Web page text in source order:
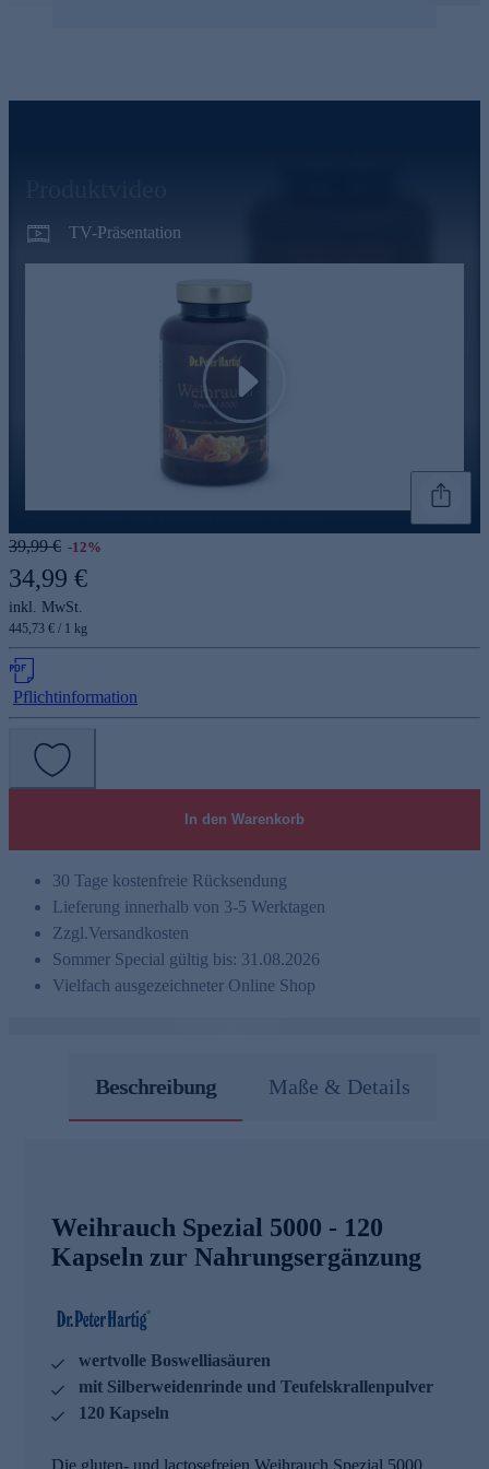
TV-Präsentation
Play
39,99 € -12%
34,99 €
inkl. MwSt.
445,73 € / 1 kg
Pflichtinformation
In den Warenkorb
30 Tage kostenfreie Rücksendung
Lieferung innerhalb von 3-5 Werktagen
Zzgl.Versandkosten
Sommer Special gültig bis: 31.08.2026
Vielfach ausgezeichneter Online Shop
Beschreibung Maße & Details
Weihrauch Spezial 5000 - 120
Kapseln zur Nahrungsergänzung
wertvolle Boswelliasäuren
mit Silberweidenrinde und Teufelskrallenpulver
120 Kapseln
Die gluten- und lactosefreien Weihrauch Spezial 5000